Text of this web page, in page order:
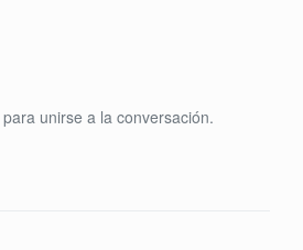
para unirse a la conversación.